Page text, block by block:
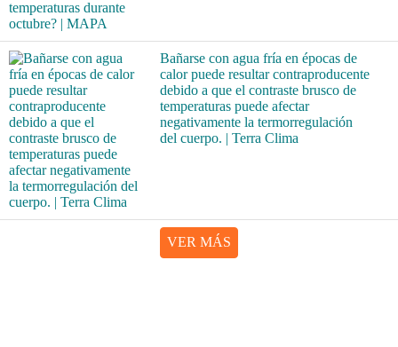
Bañarse con agua fría en épocas de
calor puede resultar contraproducente
debido a que el contraste brusco de
temperaturas puede afectar
negativamente la termorregulación
del cuerpo. | Terra Clima
VER MÁS